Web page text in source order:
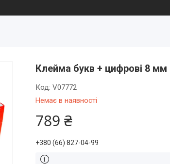
Клейма букв + цифрові 8
Немає в наявності
Код: V07772
789 ₴
+380 (66) 827-04-99